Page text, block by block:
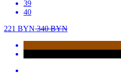
39
40
221 BYN340BYN